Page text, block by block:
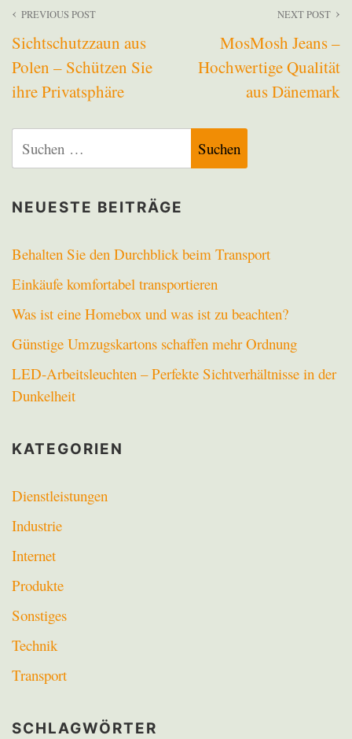
Beitragsnavigation
PREVIOUS POST
Sichtschutzzaun aus
Polen – Schützen Sie
ihre Privatsphäre
NEXT POST
MosMosh Jeans –
Hochwertige Qualität
aus Dänemark
nach:
NEUESTE BEITRÄGE
Behalten Sie den Durchblick beim Transport
Einkäufe komfortabel transportieren
Was ist eine Homebox und was ist zu beachten?
Günstige Umzugskartons schaffen mehr Ordnung
LED-Arbeitsleuchten – Perfekte Sichtverhältnisse in der
Dunkelheit
KATEGORIEN
Dienstleistungen
Industrie
Internet
Produkte
Sonstiges
Technik
Transport
SCHLAGWÖRTER